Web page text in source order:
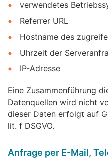
verwendetes
Referrer URL
Hostname des
Uhrzeit der
IP-Adresse
Eine Zusammenführung
Datenquellen wird nicht
dieser Daten erfolgt auf
lit. f DSGVO.
Anfrage per E-Mail,